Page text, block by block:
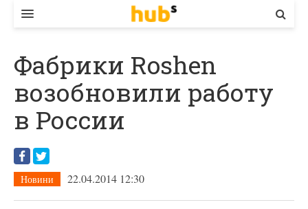
ЕКОНОМІКА
БІЗНЕС
СТАРТЕР
КОНТАКТИ
Фабрики Roshen
возобновили работу
в России
Новини 22.04.2014 12:30